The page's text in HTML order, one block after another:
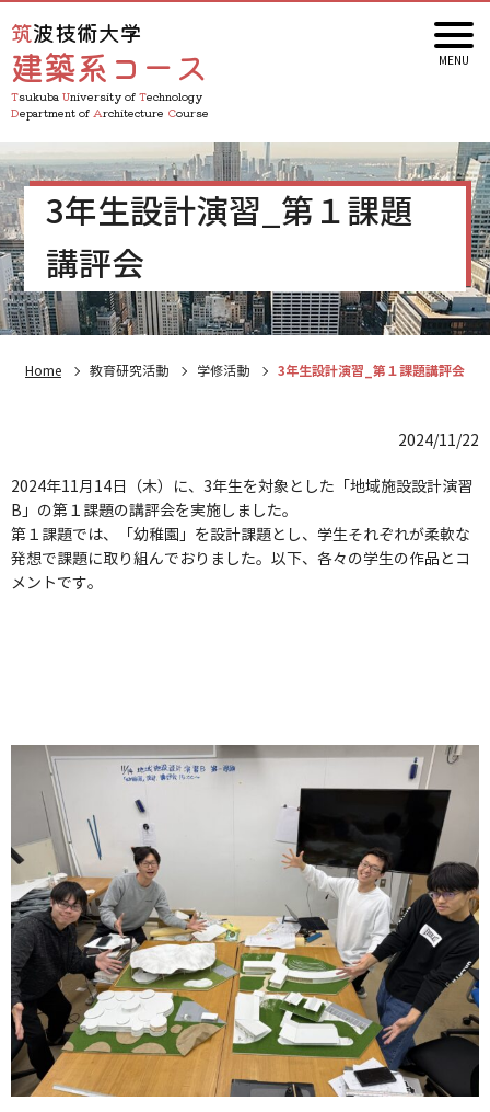
筑波技術大学
建築系コース
Tsukuba University of
Technology
Department of
Architecture Course
3年生設計演習_第１課題
講評会
Home 教育研究活動 学修活動 3年生設計演習_第１課題講評会
2024/11/22
2024年11月14日（木）に、3年生を対象とした「地域施設設計演習
B」の第１課題の講評会を実施しました。
第１課題では、「幼稚園」を設計課題とし、学生それぞれが柔軟な
発想で課題に取り組んでおりました。以下、各々の学生の作品とコ
メントです。